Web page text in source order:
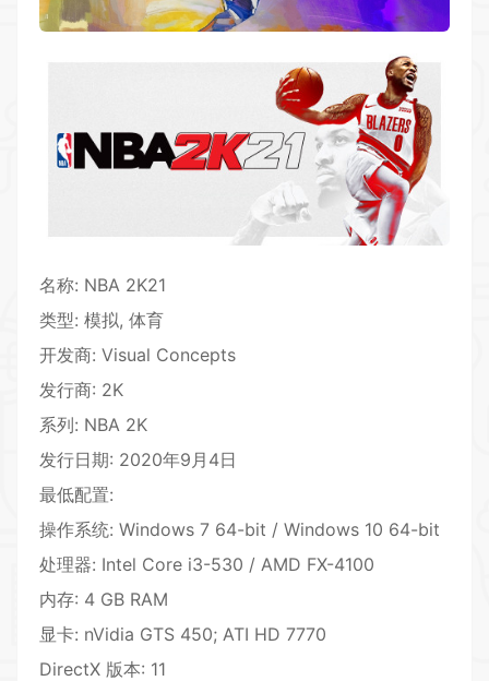
名称: NBA 2K21
类型: 模拟, 体育
开发商: Visual Concepts
发行商: 2K
系列: NBA 2K
发行日期: 2020年9月4日
最低配置:
操作系统: Windows 7 64-bit / Windows 10 64-bit
处理器: Intel Core i3-530 / AMD FX-4100
内存: 4 GB RAM
显卡: nVidia GTS 450; ATI HD 7770
DirectX 版本: 11